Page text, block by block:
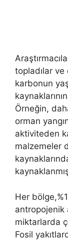
topladılar
karbonun
Örneğin,
orman
aktiviteden
malzemeler
Her
antropojenik
miktarlarda
Fosil